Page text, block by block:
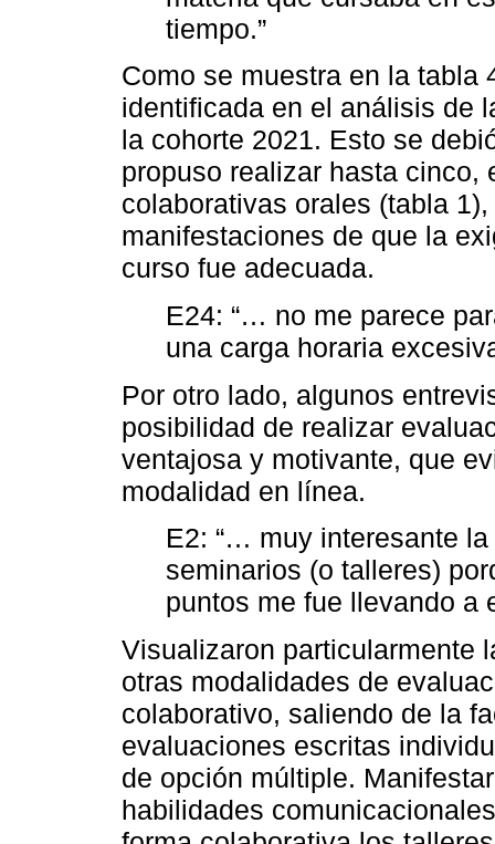
tiempo.”
Como se muestra en la tabla
identificada en el análisis de
la cohorte 2021. Esto se
propuso realizar hasta cinco,
colaborativas orales (tabla
manifestaciones de que la
curso fue adecuada.
E24: “… no me parece
una carga horaria
Por otro lado, algunos
posibilidad de realizar
ventajosa y motivante, que
modalidad en línea.
E2: “… muy interesante
seminarios (o talleres)
puntos me fue llevando a
Visualizaron particularmente
otras modalidades de
colaborativo, saliendo de la
evaluaciones escritas
de opción múltiple.
habilidades